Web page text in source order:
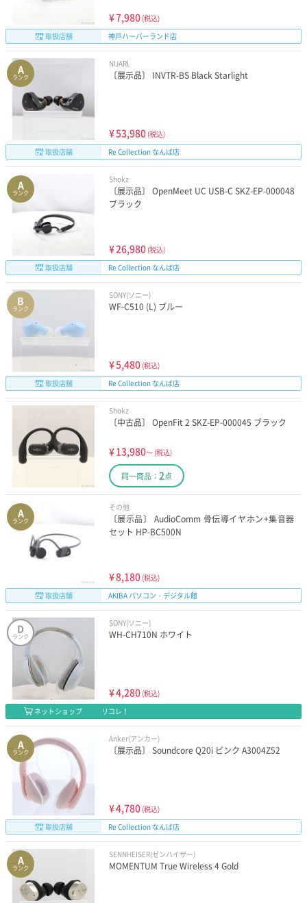
¥7,980 (税込)
取扱店舗
神戸ハーバーランド店
A
ランク
NUARL
〔展示品〕 INVTR-BS Black Starlight
¥53,980 (税込)
取扱店舗
Re Collection なんば店
A
ランク
Shokz
〔展示品〕 OpenMeet UC USB-C SKZ-EP-000048
ブラック
¥26,980 (税込)
取扱店舗
Re Collection なんば店
B
ランク
SONY(ソニー)
WF-C510 (L) ブルー
¥5,480 (税込)
取扱店舗
Re Collection なんば店
Shokz
〔中古品〕 OpenFit 2 SKZ-EP-000045 ブラック
¥13,980～ (税込)
同一商品： 2点
A
ランク
その他
〔展示品〕 AudioComm 骨伝導イヤホン+集音器
セット HP-BC500N
¥8,180 (税込)
取扱店舗
AKIBA パソコン・デジタル館
D
ランク
SONY(ソニー)
WH-CH710N ホワイト
¥4,280 (税込)
ネットショップ
リコレ！
A
ランク
Anker(アンカー)
〔展示品〕 Soundcore Q20i ピンク A3004Z52
¥4,780 (税込)
取扱店舗
Re Collection なんば店
A
ランク
SENNHEISER(ゼンハイザー)
MOMENTUM True Wireless 4 Gold